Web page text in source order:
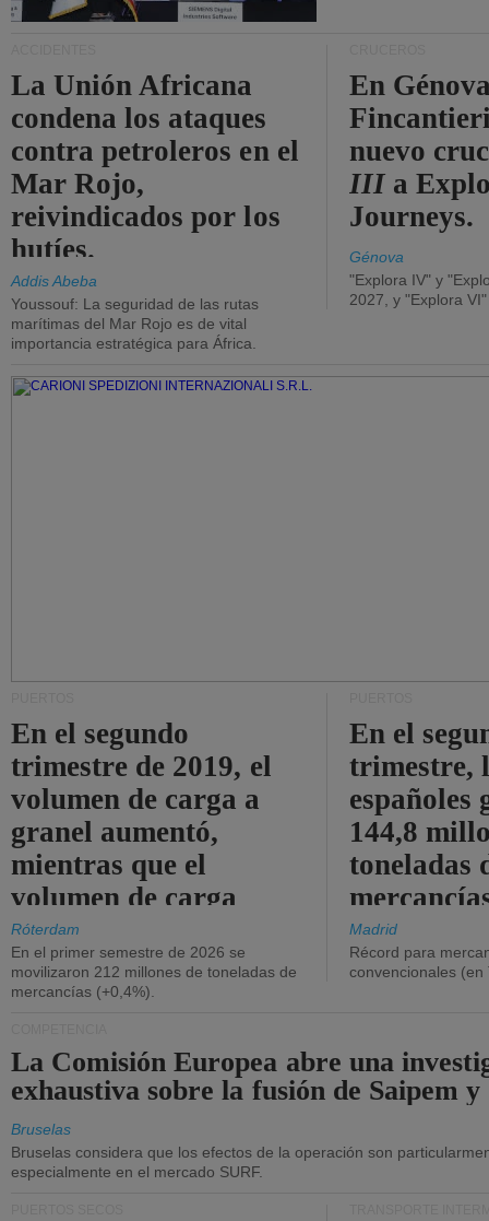
La Unión Africana
condena los ataques
contra petroleros en el
Mar Rojo,
reivindicados por los
hutíes.
Addis Abeba
Youssouf: La seguridad de las rutas
marítimas del Mar Rojo es de vital
importancia estratégica para África.
En
nuevo
III a
Journeys.
Génova
"Explora IV" y
2027, y "Explora
En el segundo
trimestre de 2019, el
volumen de carga a
granel aumentó,
mientras que el
volumen de carga
general disminuyó.
Róterdam
En el primer semestre de 2026 se
movilizaron 212 millones de toneladas de
mercancías (+0,4%).
En el
trimestre,
españoles
144,8
toneladas
Madrid
Récord para
convencionales (en
La Comisión Europea abre una
exhaustiva sobre la fusión de Saipem y
Bruselas
Bruselas considera que los efectos de la operación son
especialmente en el mercado SURF.